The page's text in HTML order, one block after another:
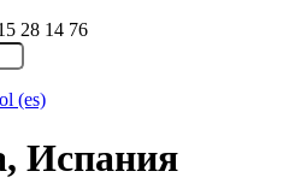
28 14 76
Испания